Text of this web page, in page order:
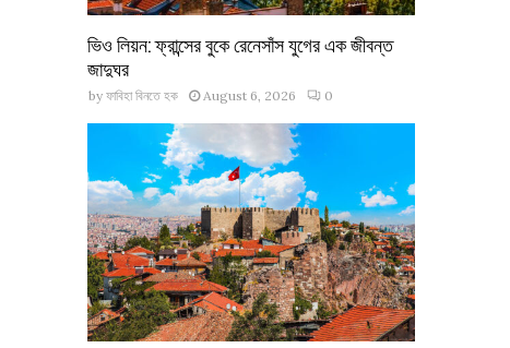
ভিও লিয়ন: ফ্রান্সের বুকে রেনেসাঁস যুগের এক জীবন্ত
জাদুঘর
by ফাবিহা বিনতে হক August 6, 2026 0